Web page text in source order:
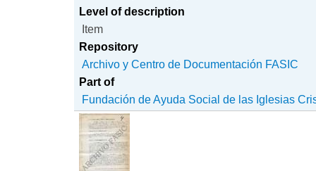
Level of description
Item
Repository
Archivo y Centro de Documentación FASIC
Part of
Fundación de Ayuda Social de las Iglesias